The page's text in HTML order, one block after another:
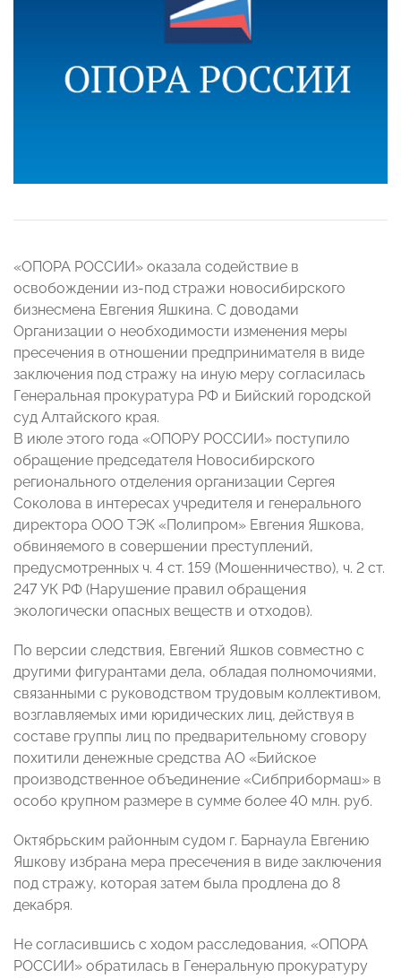
«ОПОРА РОССИИ» оказала содействие в
освобождении из-под стражи новосибирского
бизнесмена Евгения Яшкина. С доводами
Организации о необходимости изменения меры
пресечения в отношении предпринимателя в виде
заключения под стражу на иную меру согласилась
Генеральная прокуратура РФ и Бийский городской
суд Алтайского края.
В июле этого года «ОПОРУ РОССИИ» поступило
обращение председателя Новосибирского
регионального отделения организации Сергея
Соколова в интересах учредителя и генерального
директора ООО ТЭК «Полипром» Евгения Яшкова,
обвиняемого в совершении преступлений,
предусмотренных ч. 4 ст. 159 (Мошенничество), ч. 2 ст.
247 УК РФ (Нарушение правил обращения
экологически опасных веществ и отходов).
По версии следствия, Евгений Яшков совместно с
другими фигурантами дела, обладая полномочиями,
связанными с руководством трудовым коллективом,
возглавляемых ими юридических лиц, действуя в
составе группы лиц по предварительному сговору
похитили денежные средства АО «Бийское
производственное объединение «Сибприбормаш» в
особо крупном размере в сумме более 40 млн. руб.
Октябрьским районным судом г. Барнаула Евгению
Яшкову избрана мера пресечения в виде заключения
под стражу, которая затем была продлена до 8
декабря.
Не согласившись с ходом расследования, «ОПОРА
РОССИИ» обратилась в Генеральную прокуратуру